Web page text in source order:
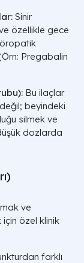
Sinir
ve özellikle gece
Pregabalin
Bu ilaçlar
beyindeki
silmek ve
dozlarda
ve
için özel klinik
farklı